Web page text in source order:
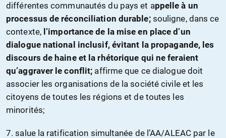
différentes communautés du pays et appelle à un
processus de réconciliation durable;souligne, dans ce
contexte, l’importance de la mise en place d’un
dialogue national inclusif, évitant la propagande, les
discours de haine et la rhétorique qui ne feraient
qu’aggraver le conflit; affirme que ce dialogue doit
associer les organisations de la société civile et les
citoyens de toutes les régions et de toutes les
minorités;
7. salue la ratification simultanée de l’AA/ALEAC par le